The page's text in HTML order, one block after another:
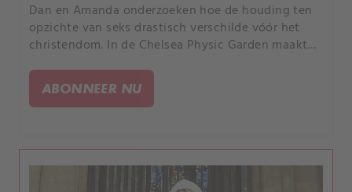
Dan en Amanda onderzoeken hoe de houding ten
opzichte van seks drastisch verschilde vóór het
christendom. In de Chelsea Physic Garden maakt
zaaddodend middel.
ABONNEER NU